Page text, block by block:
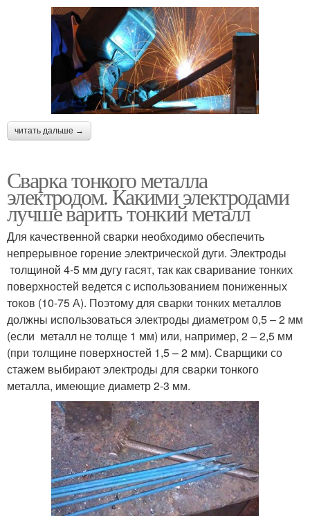
читать дальше →
Сварка тонкого металла
электродом. Какими электродами
лучше варить тонкий металл
Для качественной сварки необходимо обеспечить
непрерывное горение электрической дуги. Электроды
толщиной 4-5 мм дугу гасят, так как сваривание тонких
поверхностей ведется с использованием пониженных
токов (10-75 А). Поэтому для сварки тонких металлов
должны использоваться электроды диаметром 0,5 – 2 мм
(если металл не толще 1 мм) или, например, 2 – 2,5 мм
(при толщине поверхностей 1,5 – 2 мм). Сварщики со
стажем выбирают электроды для сварки тонкого
металла, имеющие диаметр 2-3 мм.